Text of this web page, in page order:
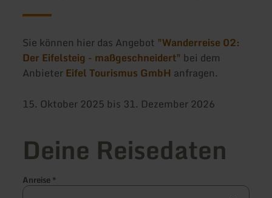
Sie können hier das Angebot "Wanderreise 02:
Der Eifelsteig - maßgeschneidert" bei dem
AnbieterEifel Tourismus GmbH anfragen.
15. Oktober 2025 bis 31. Dezember 2026
Deine Reisedaten
Anreise*